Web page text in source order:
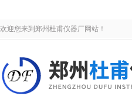
欢迎您来到郑州杜甫仪器厂网站！